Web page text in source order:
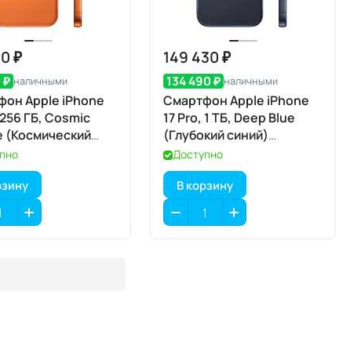
₽
₽ наличными
Apple iPhone
ГБ, Cosmic
(Космический
Dual eSIM
149 430 ₽
134 490 ₽ наличными
Смартфон Apple iPhone
17 Pro, 1 ТБ, Deep Blue
(Глубокий синий)
SIM+eSIM
Доступно
В корзину